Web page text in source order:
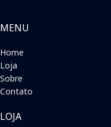
MENU
Home
Loja
Sobre
Contato
LOJA